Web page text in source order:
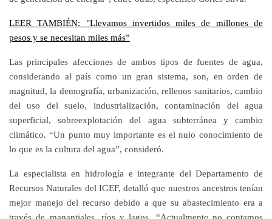
LEER TAMBIÉN: "Llevamos invertidos miles de millones de
pesos y se necesitan miles más”
Las principales afecciones de ambos tipos de fuentes de agua,
considerando al país como un gran sistema, son, en orden de
magnitud, la demografía, urbanización, rellenos sanitarios, cambio
del uso del suelo, industrialización, contaminación del agua
superficial, sobreexplotación del agua subterránea y cambio
climático. “Un punto muy importante es el nulo conocimiento de
lo que es la cultura del agua”, consideró.
La especialista en hidrología e integrante del Departamento de
Recursos Naturales del IGEF, detalló que nuestros ancestros tenían
mejor manejo del recurso debido a que su abastecimiento era a
través de manantiales, ríos y lagos. “Actualmente no contamos